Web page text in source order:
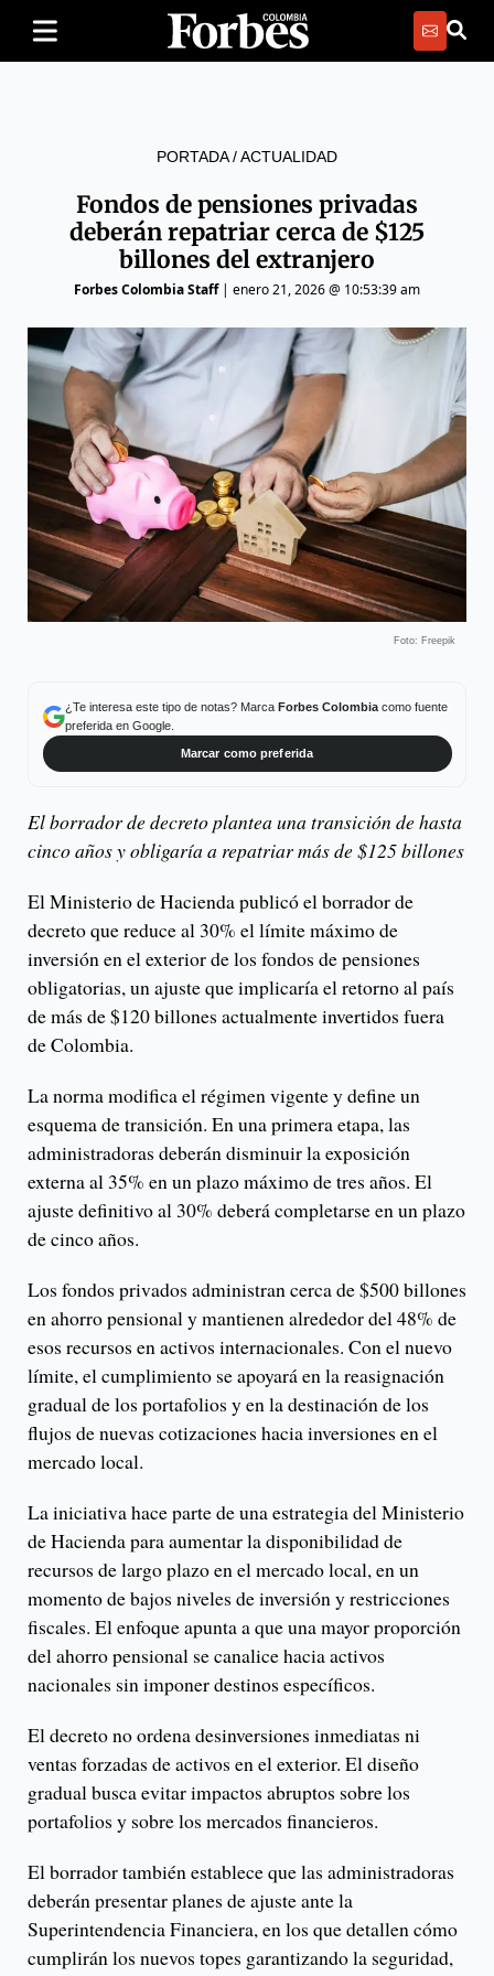
PORTADA/ACTUALIDAD
Fondos de pensiones privadas
deberán repatriar cerca de $125
billones del extranjero
Forbes Colombia Staff| enero 21, 2026 @ 10:53:39 am
Foto: Freepik
¿Te interesa este tipo de notas? Marca Forbes Colombiacomo fuente
preferida en Google.
Marcar como preferida
El borrador de decreto plantea una transición de hasta
cinco años y obligaría a repatriar más de $125 billones
El Ministerio de Hacienda publicó el borrador de
decreto que reduce al 30% el límite máximo de
inversión en el exterior de los fondos de pensiones
obligatorias, un ajuste que implicaría el retorno al país
de más de $120 billones actualmente invertidos fuera
de Colombia.
La norma modifica el régimen vigente y define un
esquema de transición. En una primera etapa, las
administradoras deberán disminuir la exposición
externa al 35% en un plazo máximo de tres años. El
ajuste definitivo al 30% deberá completarse en un plazo
de cinco años.
Los fondos privados administran cerca de $500 billones
en ahorro pensional y mantienen alrededor del 48% de
esos recursos en activos internacionales. Con el nuevo
límite, el cumplimiento se apoyará en la reasignación
gradual de los portafolios y en la destinación de los
flujos de nuevas cotizaciones hacia inversiones en el
mercado local.
La iniciativa hace parte de una estrategia del Ministerio
de Hacienda para aumentar la disponibilidad de
recursos de largo plazo en el mercado local, en un
momento de bajos niveles de inversión y restricciones
fiscales. El enfoque apunta a que una mayor proporción
del ahorro pensional se canalice hacia activos
nacionales sin imponer destinos específicos.
El decreto no ordena desinversiones inmediatas ni
ventas forzadas de activos en el exterior. El diseño
gradual busca evitar impactos abruptos sobre los
portafolios y sobre los mercados financieros.
El borrador también establece que las administradoras
deberán presentar planes de ajuste ante la
Superintendencia Financiera, en los que detallen cómo
cumplirán los nuevos topes garantizando la seguridad,